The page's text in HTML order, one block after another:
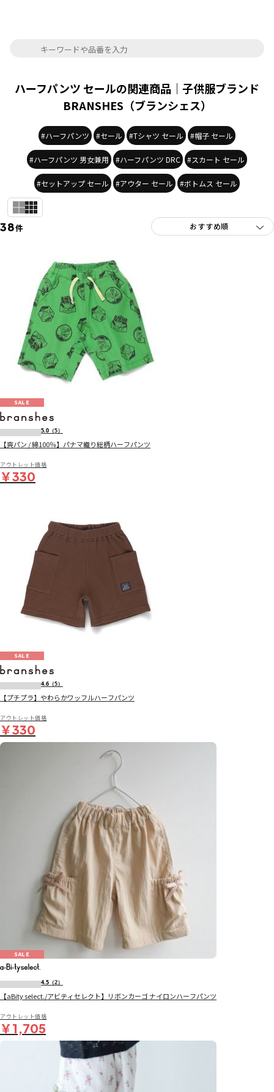
ハーフパンツ セールの関連商品｜子供服ブランド
BRANSHES（ブランシェス）
#ハーフパンツ #セール #Tシャツ セール #帽子 セール
#ハーフパンツ 男女兼用 #ハーフパンツ DRC #スカート セール
#セットアップ セール #アウター セール #ボトムス セール
38件
SALE
5.0 （5）
【爽パン / 綿100％】パナマ織り総柄ハーフパンツ
アウトレット価格
￥330
SALE
4.6 （5）
【プチプラ】やわらかワッフルハーフパンツ
アウトレット価格
￥330
SALE
4.5 （2）
【aBity select./アビティセレクト】リボンカーゴ ナイロンハーフパンツ
アウトレット価格
￥1,705